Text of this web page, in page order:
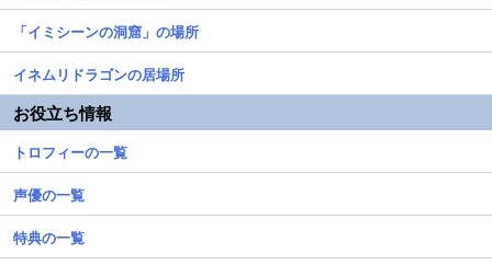
「イミシーンの洞窟」の場所
イネムリドラゴンの居場所
お役立ち情報
トロフィーの一覧
声優の一覧
特典の一覧